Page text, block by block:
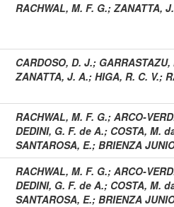
RACHWAL, M. F. G.; ZANATTA,
CARDOSO, D. J.; GARRASTAZU,
ZANATTA, J. A.; HIGA, R. C. V.;
RACHWAL, M. F. G.; ARCO-
DEDINI, G. F. de A.; COSTA, M.
SANTAROSA, E.; BRIENZA
RACHWAL, M. F. G.; ARCO-
DEDINI, G. F. de A.; COSTA, M.
SANTAROSA, E.; BRIENZA